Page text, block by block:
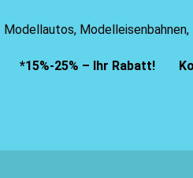
Modellautos,
*15%-25% – Ihr Rabatt!